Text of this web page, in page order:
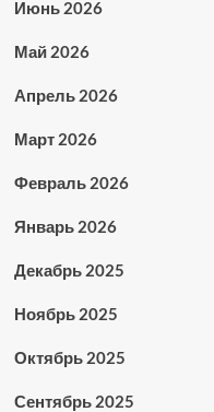
Июнь 2026
Май 2026
Апрель 2026
Март 2026
Февраль 2026
Январь 2026
Декабрь 2025
Ноябрь 2025
Октябрь 2025
Сентябрь 2025